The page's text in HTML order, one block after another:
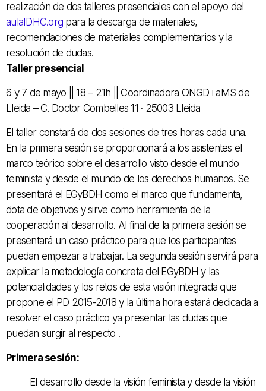
realización de dos talleres presenciales con el apoyo del
aulaIDHC.org para la descarga de materiales,
recomendaciones de materiales complementarios y la
resolución de dudas.
Taller presencial
6 y 7 de mayo || 18 – 21h || Coordinadora ONGD i aMS de
Lleida – C. Doctor Combelles 11 · 25003 Lleida
El taller constará de dos sesiones de tres horas cada una.
En la primera sesión se proporcionará a los asistentes el
marco teórico sobre el desarrollo visto desde el mundo
feminista y desde el mundo de los derechos humanos. Se
presentará el EGyBDH como el marco que fundamenta,
dota de objetivos y sirve como herramienta de la
cooperación al desarrollo. Al final de la primera sesión se
presentará un caso práctico para que los participantes
puedan empezar a trabajar. La segunda sesión servirá para
explicar la metodología concreta del EGyBDH y las
potencialidades y los retos de esta visión integrada que
propone el PD 2015-2018 y la última hora estará dedicada a
resolver el caso práctico ya presentar las dudas que
puedan surgir al respecto .
Primera sesión:
El desarrollo desde la visión feminista y desde la visión